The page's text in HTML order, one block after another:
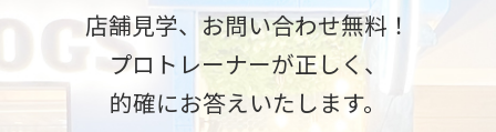
店舗見学、お問い合わせ無料！
プロトレーナーが正しく、
的確にお答えいたします。